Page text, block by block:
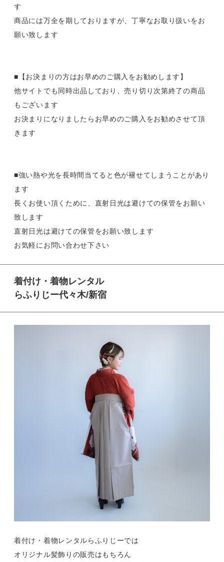
す
商品には万全を期しておりますが、丁寧なお取り扱いをお
願い致します
■【お決まりの方はお早めのご購入をお勧めします】
他サイトでも同時出品しており、売り切り次第終了の商品
もございます
お決まりになりましたらお早めのご購入をお勧めさせて頂
きます
■強い熱や光を長時間当てると色が褪せてしまうことがあり
ます
長くお使い頂くために、直射日光は避けての保管をお願い
致します
直射日光は避けての保管をお願い致します
お気軽にお問い合わせ下さい
着付け・着物レンタル
らふりじー代々木/新宿
着付け・着物レンタルらふりじーでは
オリジナル髪飾りの販売はもちろん